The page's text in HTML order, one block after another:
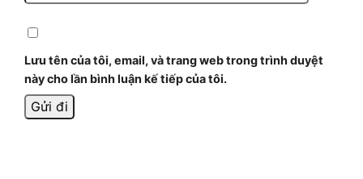
Lưu tên của tôi, email, và trang web trong trình duyệt
này cho lần bình luận kế tiếp của tôi.